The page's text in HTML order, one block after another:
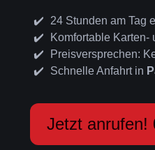
24 Stunden am Tag
Komfortable Karten-
Preisversprechen:
Schnelle Anfahrt in
Jetzt anrufen!